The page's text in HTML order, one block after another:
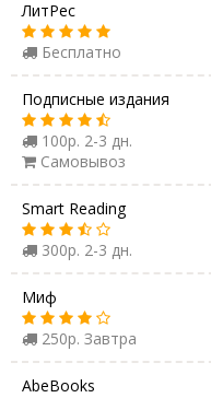
ЛитРес
Бесплатно
Подписные издания
100р. 2-3 дн.
Самовывоз
Smart Reading
300р. 2-3 дн.
Миф
250р. Завтра
AbeBooks